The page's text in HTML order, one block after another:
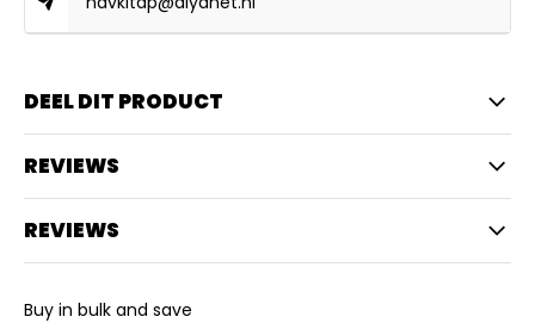
DEEL DIT PRODUCT
REVIEWS
REVIEWS
Buy in bulk and save